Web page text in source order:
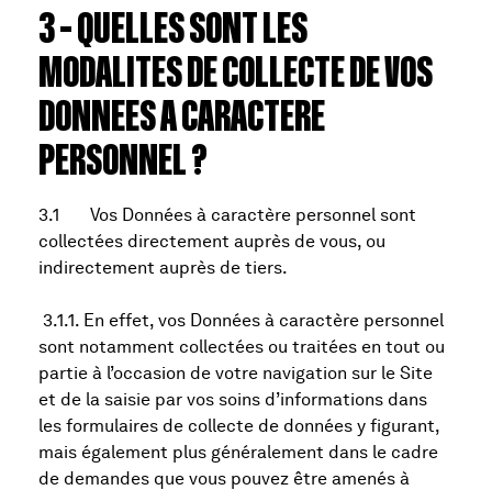
3 – QUELLES SONT LES
MODALITES DE COLLECTE DE VOS
DONNEES A CARACTERE
PERSONNEL ?
3.1 Vos Données à caractère personnel sont
collectées directement auprès de vous, ou
indirectement auprès de tiers.
3.1.1. En effet, vos Données à caractère personnel
sont notamment collectées ou traitées en tout ou
partie à l’occasion de votre navigation sur le Site
et de la saisie par vos soins d’informations dans
les formulaires de collecte de données y figurant,
mais également plus généralement dans le cadre
de demandes que vous pouvez être amenés à